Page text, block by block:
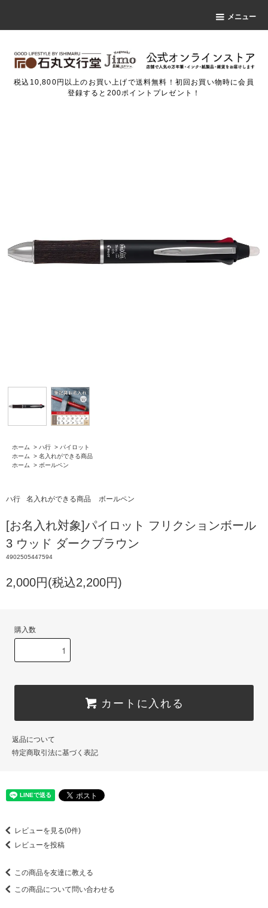
メニュー
税込10,800円以上のお買い上げで送料無料！初回お買い物時に会員
登録すると200ポイントプレゼント！
ホーム > ハ行 > パイロット
ホーム
> 名入れができる商品
ホーム
> ボールペン
ハ行 名入れができる商品 ボールペン
[お名入れ対象]パイロット フリクションボール
3 ウッド ダークブラウン
4902505447594
2,000円(税込2,200円)
購入数
カートに入れる
返品について
特定商取引法に基づく表記
レビューを見る(0件)
レビューを投稿
この商品を友達に教える
この商品について問い合わせる